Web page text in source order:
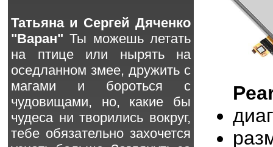
Татьяна и Сергей Дяченко
"Варан" Ты можешь летать
на птице или нырять на
оседланном змее, дружить с
магами и бороться с
чудовищами, но, какие бы
чудеса ни творились вокруг,
тебе обязательно захочется